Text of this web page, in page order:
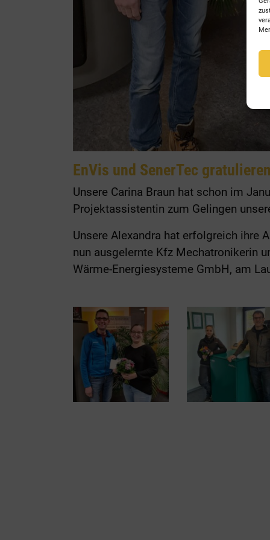
EnVis und SenerTec
Unsere Carina Braun hat schon im
Projektassistentin zum Gelingen
Unsere Alexandra hat erfolgreich ihre
nun ausgelernte Kfz Mechatronikerin
Wärme-Energiesysteme GmbH, am